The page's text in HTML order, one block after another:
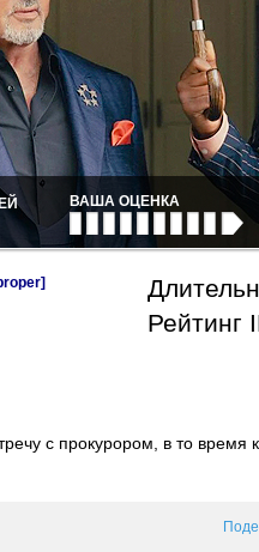
ВАША ОЦЕНКА
Рейтинг
с прокурором, в то время
же день и вскоре требует